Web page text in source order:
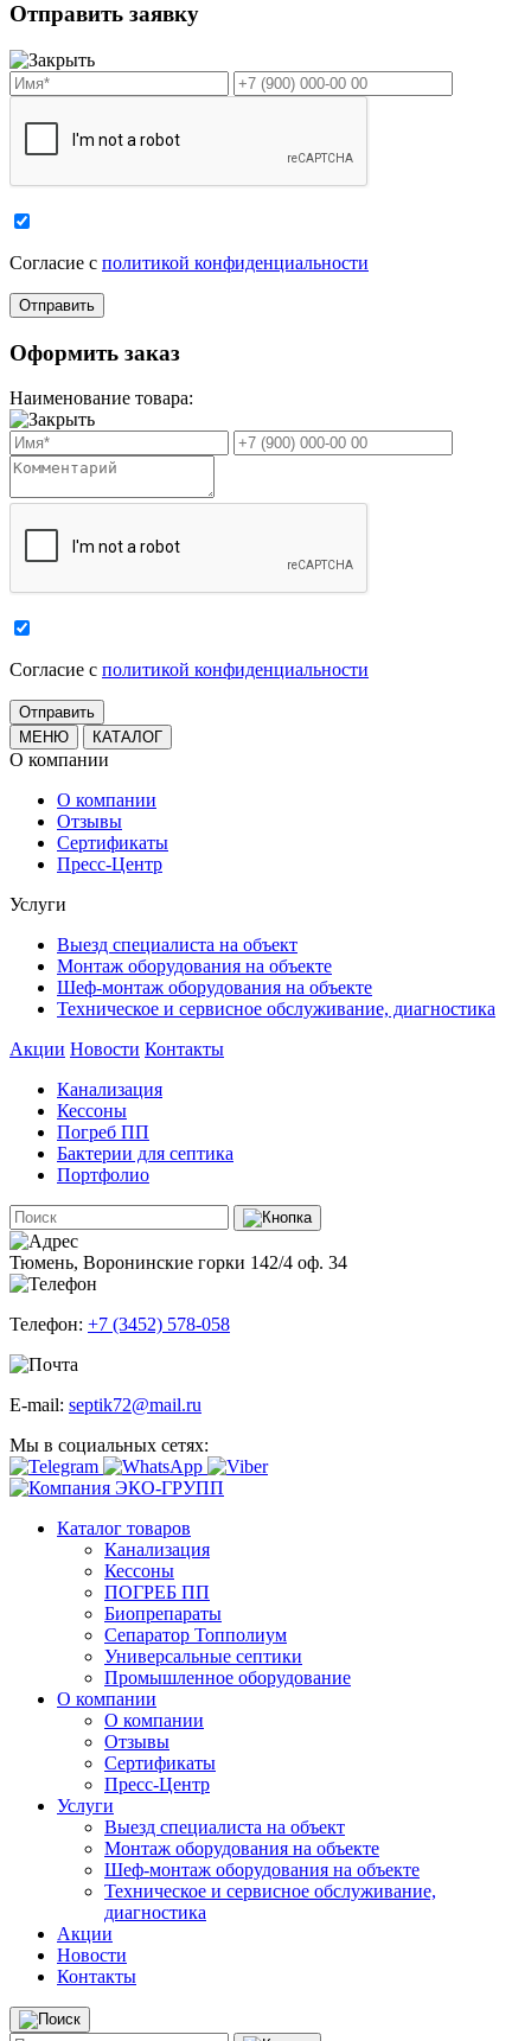
Отправить заявку
Cогласие с политикой конфиденциальности
Оформить заказ
Наименование товара:
Cогласие с политикой конфиденциальности
МЕНЮ КАТАЛОГ
О компании
О компании
Отзывы
Сертификаты
Пресс-Центр
Услуги
Выезд специалиста на объект
Монтаж оборудования на объекте
Шеф-монтаж оборудования на объекте
Техническое и сервисное обслуживание, диагностика
Акции Новости Контакты
Канализация
Кессоны
Погреб ПП
Бактерии для септика
Портфолио
Тюмень, Воронинские горки 142/4 оф. 34
Телефон: +7 (3452) 578-058
E-mail: septik72@mail.ru
Мы в социальных сетях:
Каталог товаров
Канализация
Кессоны
ПОГРЕБ ПП
Биопрепараты
Сепаратор Топполиум
Универсальные септики
Промышленное оборудование
О компании
О компании
Отзывы
Сертификаты
Пресс-Центр
Услуги
Выезд специалиста на объект
Монтаж оборудования на объекте
Шеф-монтаж оборудования на объекте
Техническое и сервисное обслуживание,
диагностика
Акции
Новости
Контакты